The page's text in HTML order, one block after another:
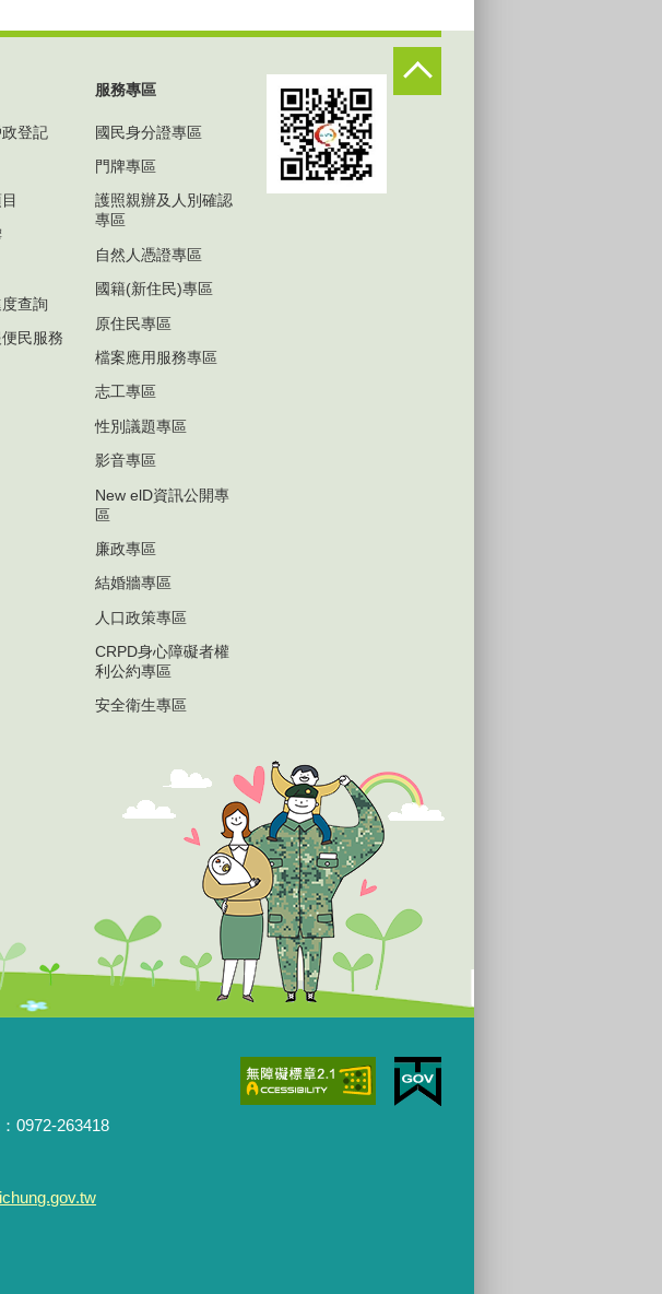
登記
查詢
民服務
服務專區
國民身分證專區
門牌專區
護照親辦及人別確認
專區
自然人憑證專區
國籍(新住民)專區
原住民專區
檔案應用服務專區
志工專區
性別議題專區
影音專區
New elD資訊公開專
區
廉政專區
結婚牆專區
人口政策專區
CRPD身心障礙者權
利公約專區
安全衛生專區
：0972-263418